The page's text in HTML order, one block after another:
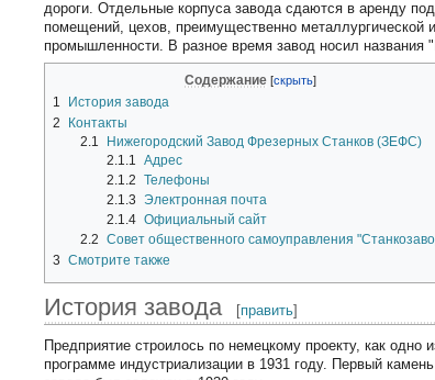
дороги. Отдельные корпуса завода сдаются в аренду
помещений, цехов, преимущественно металлургической
промышленности. В разное время завод носил
Содержание
1
История завода
2
Контакты
2.1
Нижегородский Завод Фрезерных Станков (ЗЕФС)
2.1.1
Адрес
2.1.2 Телефоны
2.1.3 Электронная почта
2.1.4 Официальный сайт
2.2 Совет общественного самоуправления
3 Смотрите также
История завода [править]
Предприятие строилось по немецкому проекту, как одно
программе индустриализации в 1931 году. Первый